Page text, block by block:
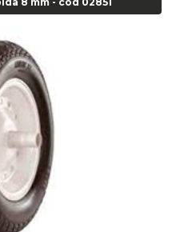
29840 - Gedore - Cod 02174
- Gedore A2 - Cod 00894
Curvo - Gedore A21 - Cod 00895
- Gedore J21 - Cod 00893
8134 Gedore - Cod 02008
Corneta - Cod 03113